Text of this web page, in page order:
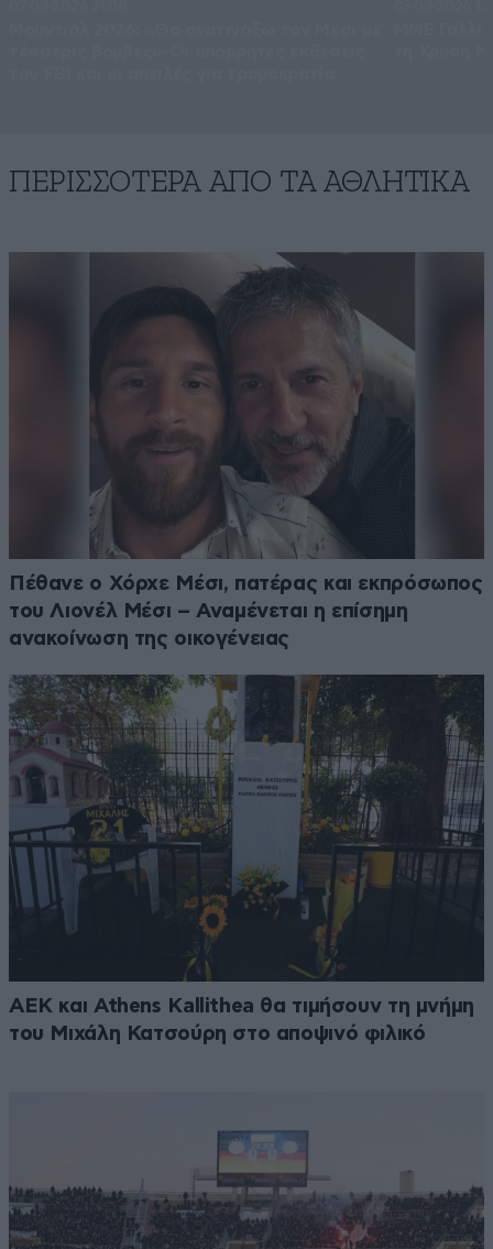
ΠΕΡΙΣΣΟΤΕΡΑ ΑΠΟ ΤA ΑΘΛΗΤΙΚΑ
Πέθανε ο Χόρχε Μέσι, πατέρας και εκπρόσωπος
του Λιονέλ Μέσι – Αναμένεται η επίσημη
ανακοίνωση της οικογένειας
ΑΕΚ και Athens Kallithea θα τιμήσουν τη μνήμη
του Μιχάλη Κατσούρη στο αποψινό φιλικό